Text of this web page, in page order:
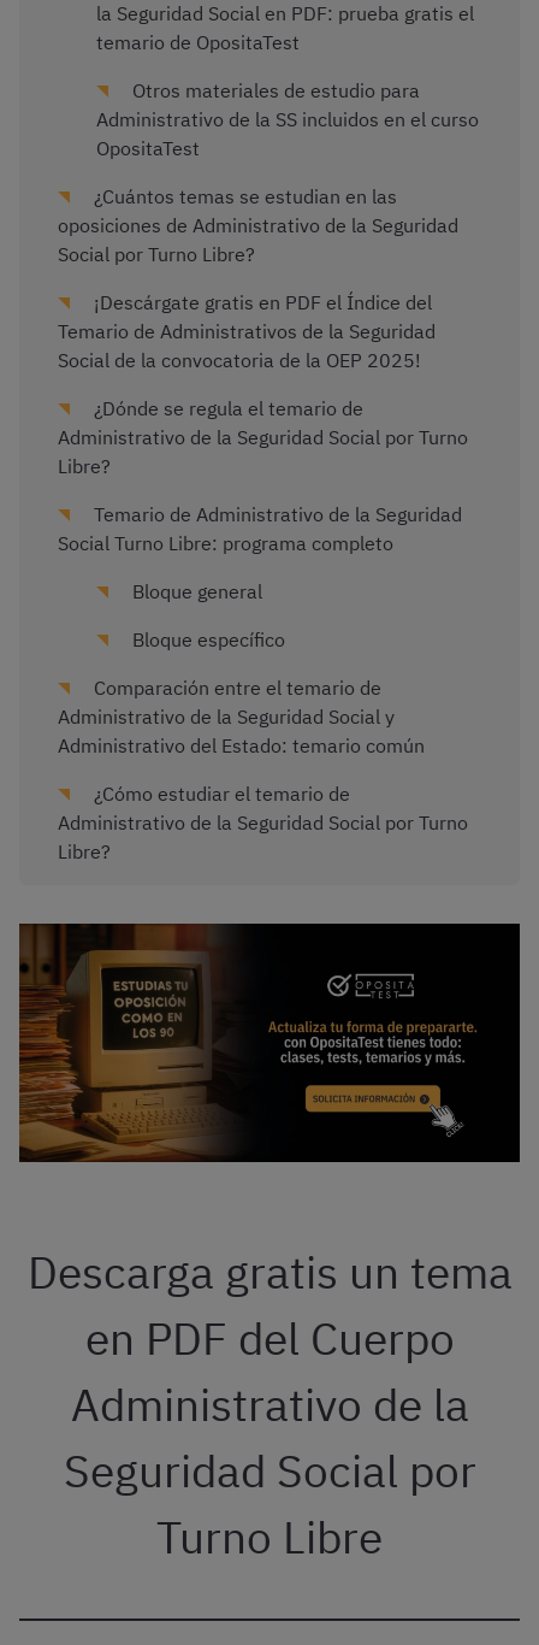
la Seguridad Social en PDF: prueba gratis el
temario de OpositaTest
Otros materiales de estudio para
Administrativo de la SS incluidos en el curso
OpositaTest
¿Cuántos temas se estudian en las
oposiciones de Administrativo de la Seguridad
Social por Turno Libre?
¡Descárgate gratis en PDF el Índice del
Temario de Administrativos de la Seguridad
Social de la convocatoria de la OEP 2025!
¿Dónde se regula el temario de
Administrativo de la Seguridad Social por Turno
Libre?
Temario de Administrativo de la Seguridad
Social Turno Libre: programa completo
Bloque general
Bloque específico
Comparación entre el temario de
Administrativo de la Seguridad Social y
Administrativo del Estado: temario común
¿Cómo estudiar el temario de
Administrativo de la Seguridad Social por Turno
Libre?
Descarga gratis un tema
en PDF del Cuerpo
Administrativo de la
Seguridad Social por
Turno Libre